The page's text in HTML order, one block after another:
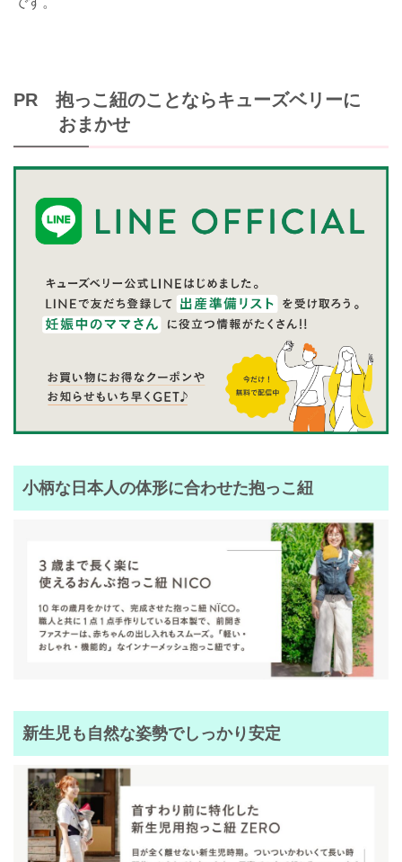
PR 抱っこ紐のことならキューズベリーに
おまかせ
小柄な日本人の体形に合わせた抱っこ紐
新生児も自然な姿勢でしっかり安定